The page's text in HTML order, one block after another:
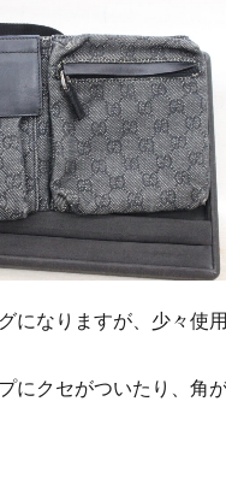
になりますが、少々使
にクセがついたり、角